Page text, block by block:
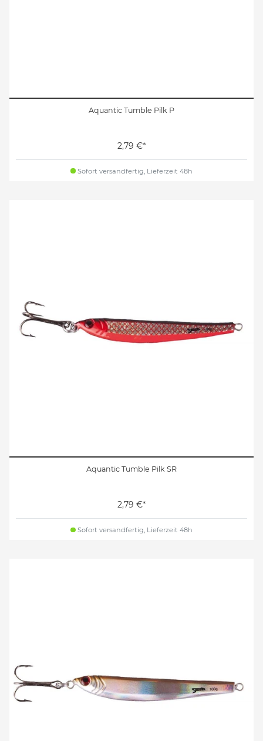
Aquantic Tumble Pilk P
2,79 €*
Sofort versandfertig, Lieferzeit 48h
Aquantic Tumble Pilk SR
2,79 €*
Sofort versandfertig, Lieferzeit 48h